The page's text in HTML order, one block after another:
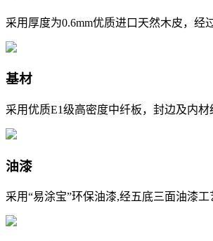
采用厚度为0.6mm优质进口天然木皮，经
基材
采用优质E1级高密度中纤板，封边及内
油漆
采用“易涂宝”环保油漆,经五底三面油漆